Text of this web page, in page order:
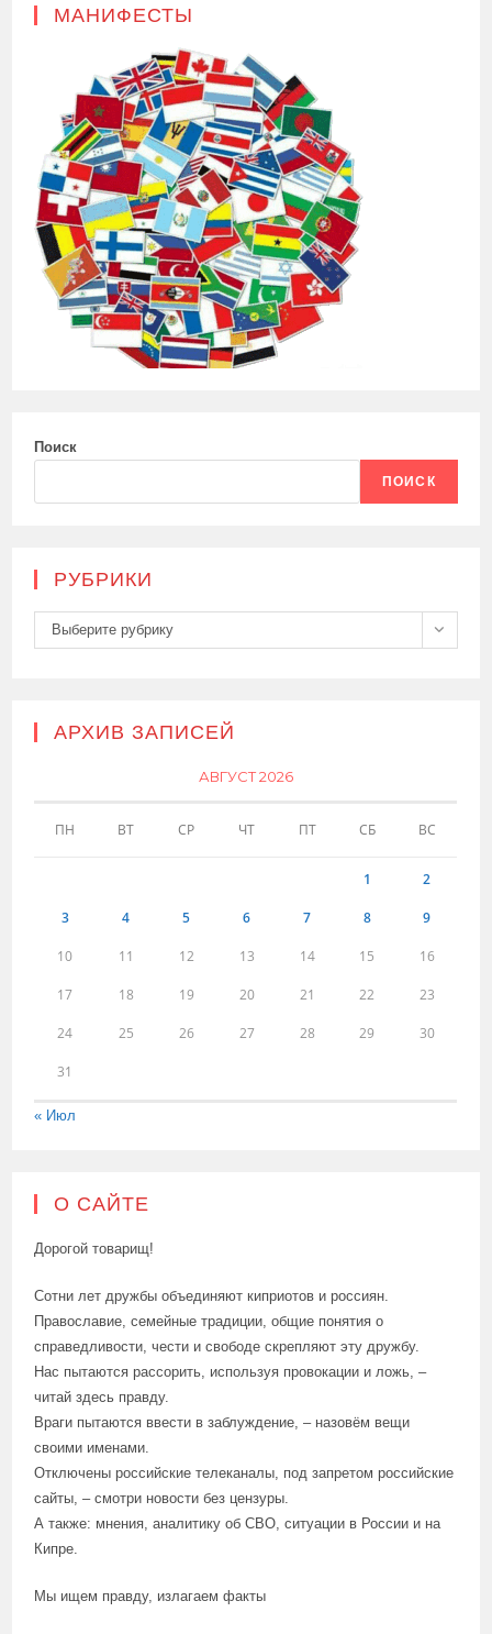
МАНИФЕСТЫ
Поиск
ПОИСК
РУБРИКИ
Рубрики
Выберите рубрику
АРХИВ ЗАПИСЕЙ
АВГУСТ 2026
ПН ВТ СР ЧТ ПТ СБ ВС
1 2
3 4 5 6 7 8 9
10 11 12 13 14 15 16
17 18 19 20 21 22 23
24 25 26 27 28 29 30
31
« Июл
О САЙТЕ
Дорогой товарищ!
Сотни лет дружбы объединяют киприотов и россиян.
Православие, семейные традиции, общие понятия о
справедливости, чести и свободе скрепляют эту дружбу.
Нас пытаются рассорить, используя провокации и ложь, –
читай здесь правду.
Враги пытаются ввести в заблуждение, – назовём вещи
своими именами.
Отключены российские телеканалы, под запретом российские
сайты, – смотри новости без цензуры.
А также: мнения, аналитику об СВО, ситуации в России и на
Кипре.
Мы ищем правду, излагаем факты